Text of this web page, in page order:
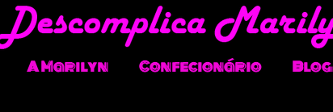
A Marilyn Confecionário Blog